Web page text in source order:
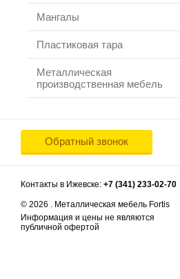
Мангалы
Пластиковая тара
Металлическая
производственная мебель
Обратный звонок
Контакты в Ижевске: +7 (341) 233-02-70
© 2026 . Металлическая мебель Fortis
Информация и цены не являются
публичной офертой